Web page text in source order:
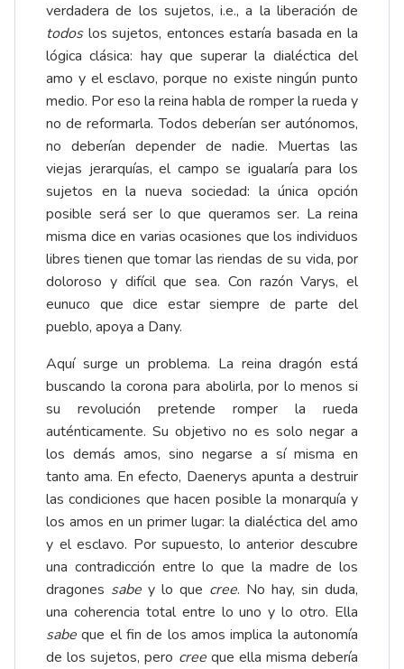
verdadera de los sujetos, i.e., a la liberación de
todos los sujetos, entonces estaría basada en la
lógica clásica: hay que superar la dialéctica del
amo y el esclavo, porque no existe ningún punto
medio. Por eso la reina habla de romper la rueda y
no de reformarla. Todos deberían ser autónomos,
no deberían depender de nadie. Muertas las
viejas jerarquías, el campo se igualaría para los
sujetos en la nueva sociedad: la única opción
posible será ser lo que queramos ser. La reina
misma dice en varias ocasiones que los individuos
libres tienen que tomar las riendas de su vida, por
doloroso y difícil que sea. Con razón Varys, el
eunuco que dice estar siempre de parte del
pueblo, apoya a Dany.
Aquí surge un problema. La reina dragón está
buscando la corona para abolirla, por lo menos si
su revolución pretende romper la rueda
auténticamente. Su objetivo no es solo negar a
los demás amos, sino negarse a sí misma en
tanto ama. En efecto, Daenerys apunta a destruir
las condiciones que hacen posible la monarquía y
los amos en un primer lugar: la dialéctica del amo
y el esclavo. Por supuesto, lo anterior descubre
una contradicción entre lo que la madre de los
dragones sabe y lo que cree. No hay, sin duda,
una coherencia total entre lo uno y lo otro. Ella
sabe que el fin de los amos implica la autonomía
de los sujetos, pero creeque ella misma debería